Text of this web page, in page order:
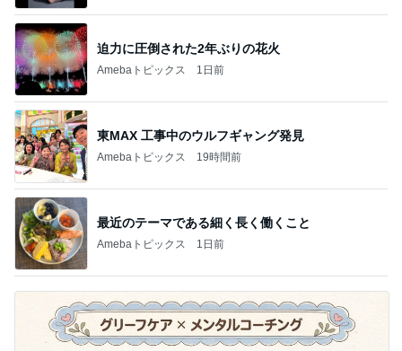
迫力に圧倒された2年ぶりの花火
Amebaトピックス 1日前
東MAX 工事中のウルフギャング発見
Amebaトピックス 19時間前
最近のテーマである細く長く働くこと
Amebaトピックス 1日前